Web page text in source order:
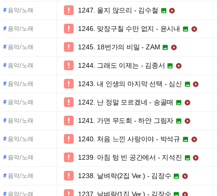
#음악/노래  1247. 울지 않으리 - 김수철  
#음악/노래  1246. 맞장구칠 수만 없지 - 윤시내  
#음악/노래  1245. 18번가의 비밀 - ZAM  
#음악/노래  1244. 그래도 이제는 - 김종서  
#음악/노래  1243. 내 인생의 마지막 선택 - 심신  
#음악/노래  1242. 난 정말 모르겠네 - 송골매  
#음악/노래  1241. 가면 무도회 - 하얀 그림자  
#음악/노래  1240. 처음 느낀 사랑이야 - 박석규  
#음악/노래  1239. 아침 텅 빈 공간에서 - 지석진  
#음악/노래  1238. 날벼락(2집 Ver.) - 김장수  
#음악/노래  1237. 날벼락(1집 Ver.) - 김장수  